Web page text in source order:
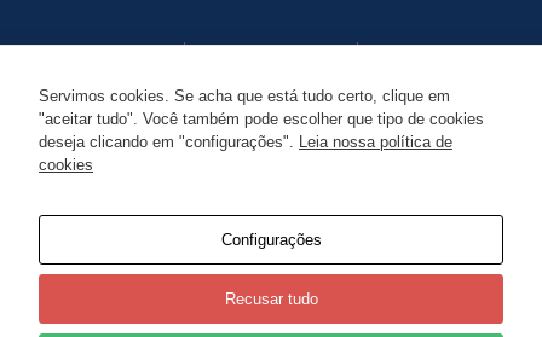
Endereço
Moema, Itaiópolis -
Telefone Email
Servimos cookies. Se acha que está tudo certo, clique em
"aceitar tudo". Você também pode escolher que tipo de cookies
deseja clicando em "configurações". Leia nossa política de
cookies
Configurações
Recusar tudo